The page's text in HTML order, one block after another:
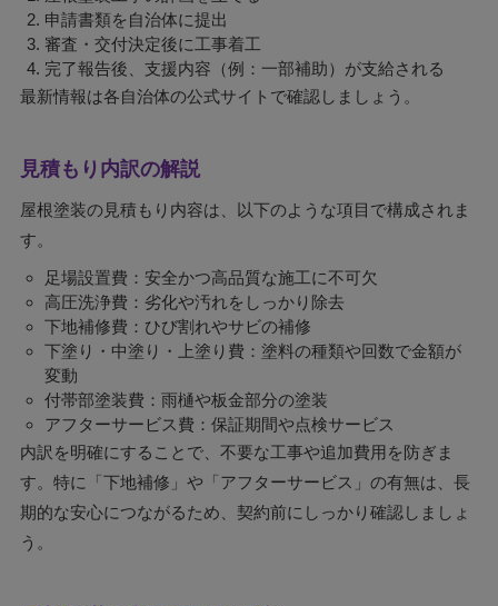
申請書類を自治体に提出
審査・交付決定後に工事着工
完了報告後、支援内容（例：一部補助）が支給される
最新情報は各自治体の公式サイトで確認しましょう。
見積もり内訳の解説
屋根塗装の見積もり内容は、以下のような項目で構成されま
す。
足場設置費：安全かつ高品質な施工に不可欠
高圧洗浄費：劣化や汚れをしっかり除去
下地補修費：ひび割れやサビの補修
下塗り・中塗り・上塗り費：塗料の種類や回数で金額が
変動
付帯部塗装費：雨樋や板金部分の塗装
アフターサービス費：保証期間や点検サービス
内訳を明確にすることで、不要な工事や追加費用を防ぎま
す。特に「下地補修」や「アフターサービス」の有無は、長
期的な安心につながるため、契約前にしっかり確認しましょ
う。